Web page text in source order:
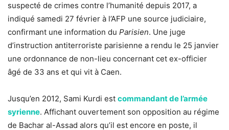
suspecté de crimes contre l’humanité depuis 2017, a
indiqué samedi 27 février à l’AFP une source judiciaire,
confirmant une information du Parisien. Une juge
d’instruction antiterroriste parisienne a rendu le 25 janvier
une ordonnance de non-lieu concernant cet ex-officier
âgé de 33 ans et qui vit à Caen.
Jusqu’en 2012, Sami Kurdi est commandant de l’armée
syrienne. Affichant ouvertement son opposition au régime
de Bachar al-Assad alors qu’il est encore en poste, il